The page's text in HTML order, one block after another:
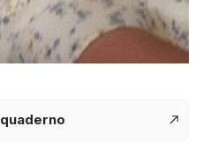
quaderno